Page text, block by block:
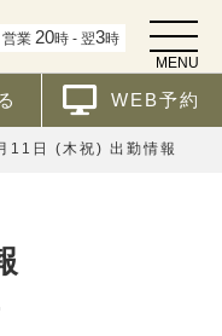
営業 20時 - 翌3時
t
o
g
l
n
a
MENU
WEB予約
11日 (木祝) 出勤情報